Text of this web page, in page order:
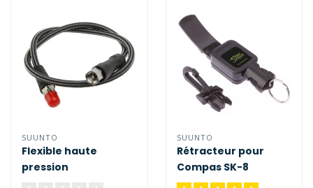
SUUNTO
Flexible haute
pression
SUUNTO
Rétracteur pour
Compas SK-8